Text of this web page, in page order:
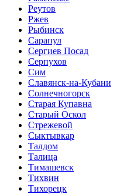
Реутов
Ржев
Рыбинск
Сарапул
Сергиев Посад
Серпухов
Сим
Славянск-на-Кубани
Солнечногорск
Старая Купавна
Старый Оскол
Стрежевой
Сыктывкар
Талдом
Талица
Тимашевск
Тихвин
Тихорецк